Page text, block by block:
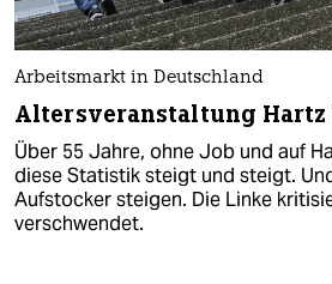
Arbeitsmarkt in Deutschland
Altersveranstaltung Hartz
Über 55 Jahre, ohne Job und auf
diese Statistik steigt und steigt.
Aufstocker steigen. Die Linke
verschwendet.